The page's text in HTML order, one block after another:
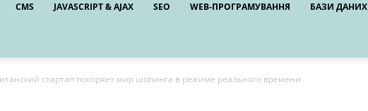
CMS JAVASCRIPT & AJAX SEO WEB-ПРОГРАМУВАННЯ БАЗИ ДАНИХ
стартап покоряет мир шопинга в режиме реального времени